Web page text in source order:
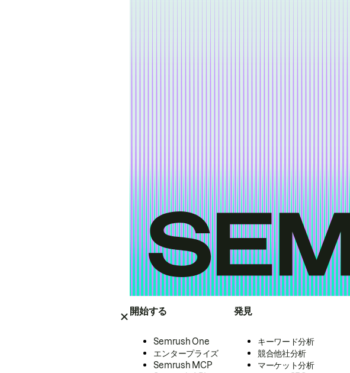
開始する
Semrush One
エンタープライズ
Semrush MCP
発見
キーワード分析
競合他社分析
マーケット分析